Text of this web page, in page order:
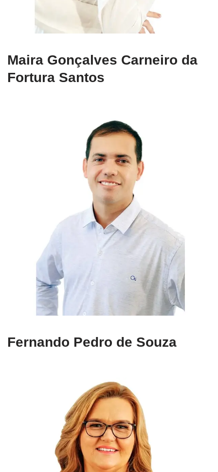
Maira Gonçalves Carneiro da
Fortura Santos
Fernando Pedro de Souza